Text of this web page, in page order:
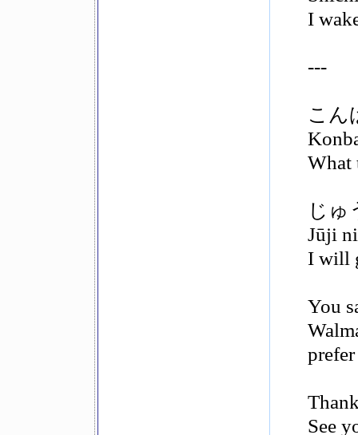
I
---
こん
What
じゅ
Jūji
I will
You
See